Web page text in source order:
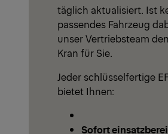
täglich aktualisiert. Ist
passendes Fahrzeug
unser Vertriebsteam
Kran für Sie.
Jeder schlüsselfertige
bietet Ihnen:
Sofort